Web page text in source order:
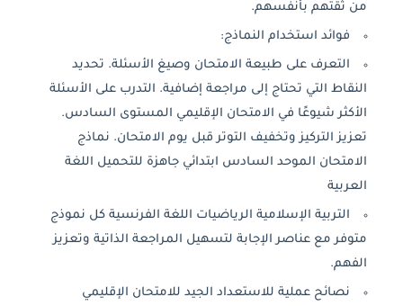
من ثقتهم بأنفسهم.
فوائد استخدام النماذج:
التعرف على طبيعة الامتحان وصيغ الأسئلة. تحديد
النقاط التي تحتاج إلى مراجعة إضافية. التدرب على الأسئلة
الأكثر شيوعًا في الامتحان الإقليمي المستوى السادس.
تعزيز التركيز وتخفيف التوتر قبل يوم الامتحان. نماذج
الامتحان الموحد السادس ابتدائي جاهزة للتحميل اللغة
العربية
التربية الإسلامية الرياضيات اللغة الفرنسية كل نموذج
متوفر مع عناصر الإجابة لتسهيل المراجعة الذاتية وتعزيز
الفهم.
نصائح عملية للاستعداد الجيد للامتحان الإقليمي